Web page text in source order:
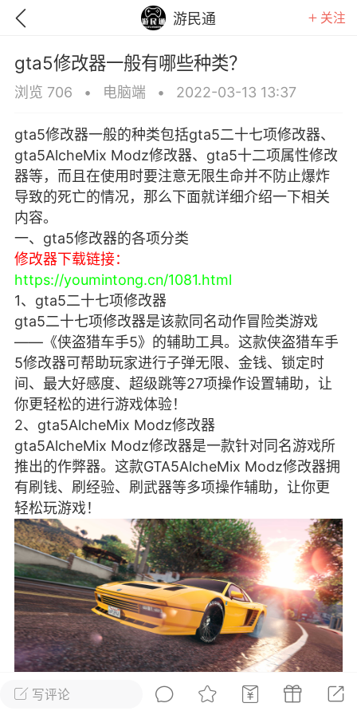
游民通 关注
GTA6 RDR2
彩虹六号 绝地求生 战地5
游戏商城 每日签到 每日排行
游民通 Lv.13
19 23:03
电脑端 问题解决
我在商城购买的虚拟产品显示自动发
在那里查看卡密？
发货的商品在那里查看卡密？答：查看
：下单以后在右边消息栏查看卡密，或
像 — 我的订单 — 待评价 — 查看订单，
看卡密详情问：我...
写评论
gta5修改器一般有哪些种类？
浏览 706 • 电脑端 • 2022-03-13 13:37
gta5修改器一般的种类包括gta5二十七项修改器、
gta5AlcheMix Modz修改器、gta5十二项属性修改
器等，而且在使用时要注意无限生命并不防止爆炸
导致的死亡的情况，那么下面就详细介绍一下相关
内容。
一、gta5修改器的各项分类
修改器下载链接：
https://youmintong.cn/1081.html
1、gta5二十七项修改器
gta5二十七项修改器是该款同名动作冒险类游戏
——《侠盗猎车手5》的辅助工具。这款侠盗猎车手
5修改器可帮助玩家进行子弹无限、金钱、锁定时
间、最大好感度、超级跳等27项操作设置辅助，让
你更轻松的进行游戏体验！
2、gta5AlcheMix Modz修改器
gta5AlcheMix Modz修改器是一款针对同名游戏所
推出的作弊器。这款GTA5AlcheMix Modz修改器拥
有刷钱、刷经验、刷武器等多项操作辅助，让你更
轻松玩游戏！